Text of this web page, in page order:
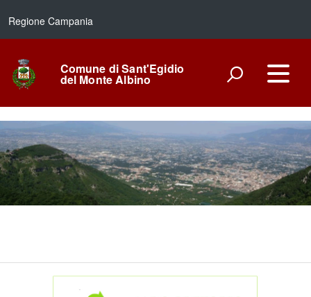
Regione Campania
Comune di Sant'Egidio
del Monte Albino